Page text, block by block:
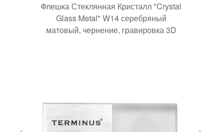
Флешка Стеклянная Кристалл "Crystal
Glass Metal" W14 серебряный
матовый, чернение, гравировка 3D